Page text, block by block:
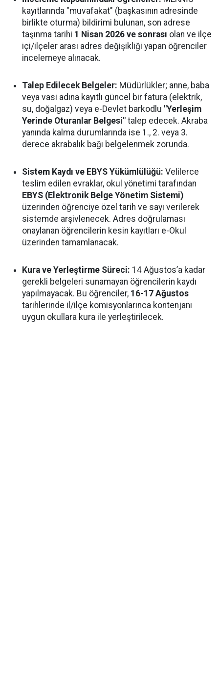
kayıtlarında "muvafakat" (başkasının adresinde
birlikte oturma) bildirimi bulunan, son adrese
taşınma tarihi 1 Nisan 2026 ve sonrası olan ve ilçe
içi/ilçeler arası adres değişikliği yapan öğrenciler
incelemeye alınacak.
Talep Edilecek Belgeler: Müdürlükler; anne, baba
veya vasi adına kayıtlı güncel bir fatura (elektrik,
su, doğalgaz) veya e-Devlet barkodlu "Yerleşim
Yerinde Oturanlar Belgesi" talep edecek. Akraba
yanında kalma durumlarında ise 1., 2. veya 3.
derece akrabalık bağı belgelenmek zorunda.
Sistem Kaydı ve EBYS Yükümlülüğü: Velilerce
teslim edilen evraklar, okul yönetimi tarafından
EBYS (Elektronik Belge Yönetim Sistemi)
üzerinden öğrenciye özel tarih ve sayı verilerek
sistemde arşivlenecek. Adres doğrulaması
onaylanan öğrencilerin kesin kayıtları e-Okul
üzerinden tamamlanacak.
Kura ve Yerleştirme Süreci: 14 Ağustos’a kadar
gerekli belgeleri sunamayan öğrencilerin kaydı
yapılmayacak. Bu öğrenciler, 16-17 Ağustos
tarihlerinde il/ilçe komisyonlarınca kontenjanı
uygun okullara kura ile yerleştirilecek.